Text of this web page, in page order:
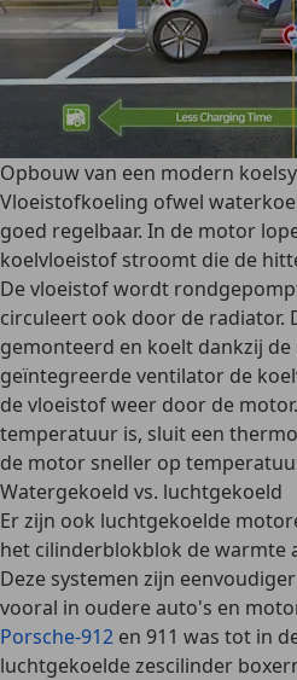
Opbouw van een modern
Vloeistofkoeling ofwel
goed regelbaar. In de motor
koelvloeistof stroomt die de
De vloeistof wordt
circuleert ook door de radiator.
gemonteerd en koelt dankzij de
geïntegreerdeventilator de
de vloeistof weer door de
temperatuur is, sluit een
de motor sneller op
Watergekoeld vs. luchtgekoeld
Er zijn ook luchtgekoelde
het cilinderblokblok de warmte
Deze systemen zijn
vooral in oudere auto's en
Porsche-912 en 911 was tot in
luchtgekoelde zescilinder